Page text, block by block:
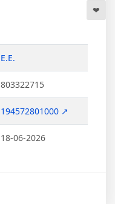
Ε.Ε.
803322715
194572801000 ↗
18-06-2026